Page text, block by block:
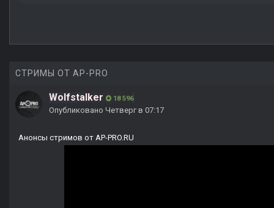
СТРИМЫ ОТ AP-PRO
Wolfstalker 18 596
Опубликовано Четверг в 07:17
Анонсы стримов от AP-PRO.RU